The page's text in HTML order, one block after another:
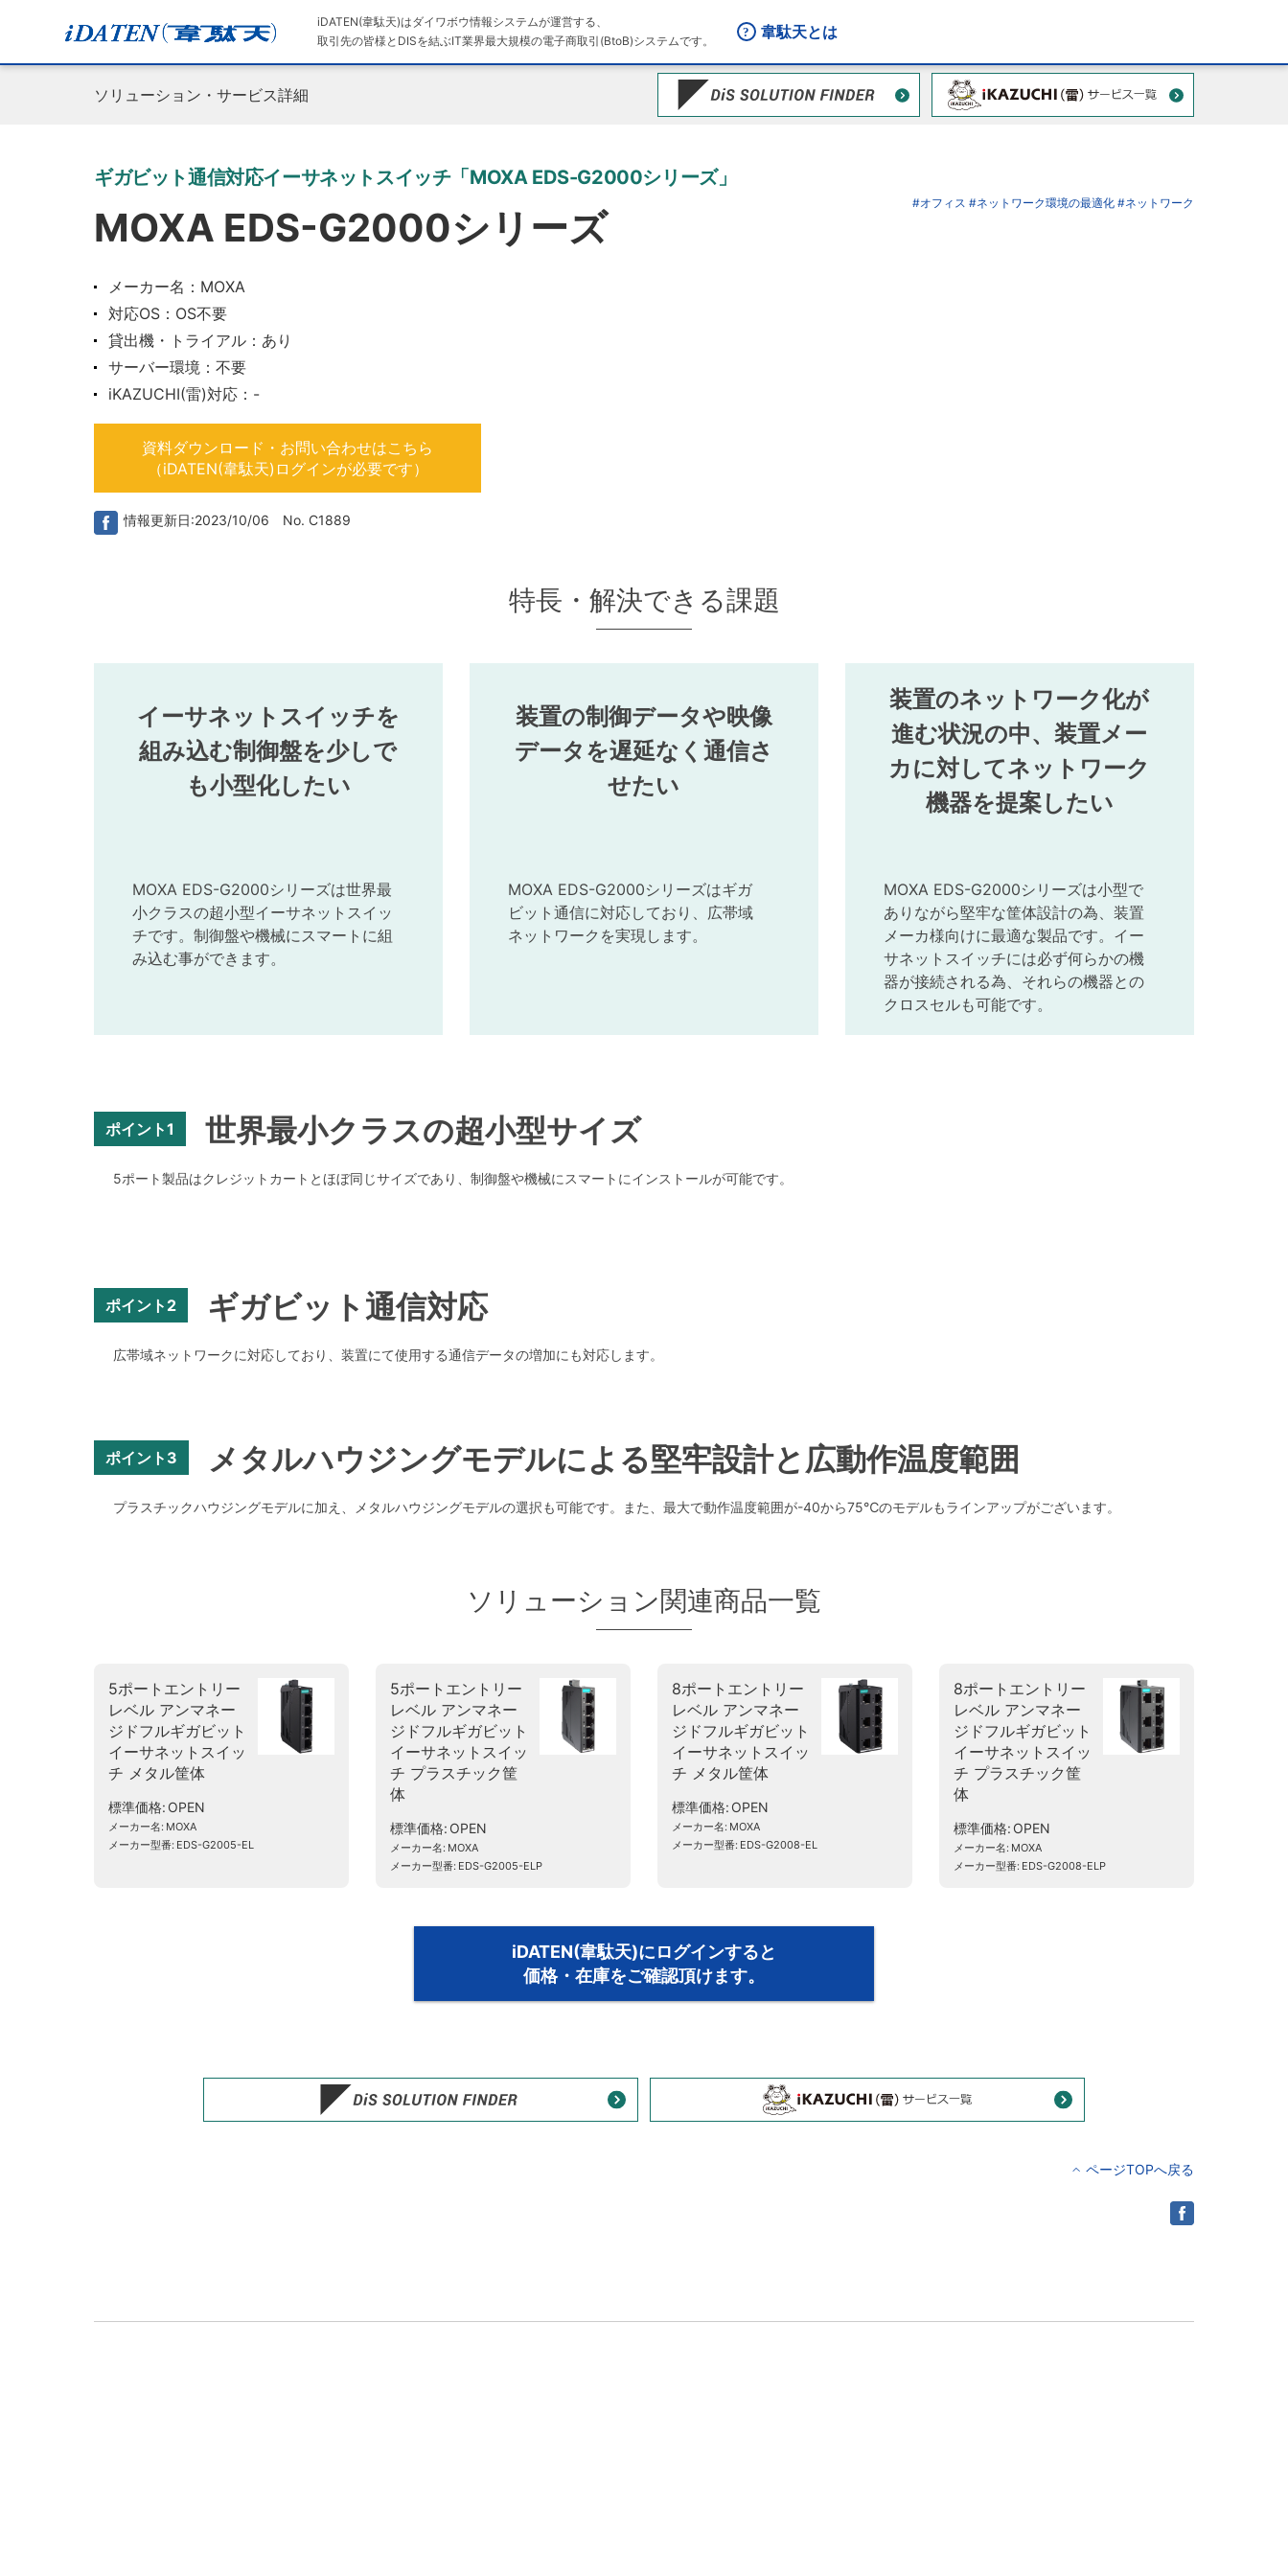
iDATEN(韋駄天)はダイワボウ情報システムが運営する、
取引先の皆様とDISを結ぶIT業界最大規模の電子商取引(BtoB)システムです。
韋駄天とは
ソリューション・サービス詳細
ギガビット通信対応イーサネットスイッチ「MOXA EDS-G2000シリーズ」
MOXA EDS-G2000シリーズ
メーカー名：MOXA
対応OS：OS不要
貸出機・トライアル：あり
サーバー環境：不要
iKAZUCHI(雷)対応：-
資料ダウンロード・お問い合わせはこちら
（iDATEN(韋駄天)ログインが必要です）
情報更新日:2023/10/06 No. C1889
#オフィス #ネットワーク環境の最適化 #ネットワーク
特長・解決できる課題
イーサネットスイッチを
組み込む制御盤を少しで
も小型化したい
MOXA EDS-G2000シリーズは世界最
小クラスの超小型イーサネットスイッ
チです。制御盤や機械にスマートに組
み込む事ができます。
装置の制御データや映像
データを遅延なく通信さ
せたい
MOXA EDS-G2000シリーズはギガ
ビット通信に対応しており、広帯域
ネットワークを実現します。
装置のネットワーク化が
進む状況の中、装置メー
カに対してネットワーク
機器を提案したい
MOXA EDS-G2000シリーズは小型で
ありながら堅牢な筐体設計の為、装置
メーカ様向けに最適な製品です。イー
サネットスイッチには必ず何らかの機
器が接続される為、それらの機器との
クロスセルも可能です。
ポイント1 世界最小クラスの超小型サイズ
5ポート製品はクレジットカートとほぼ同じサイズであり、制御盤や機械にスマートにインストールが可能です。
ポイント2 ギガビット通信対応
広帯域ネットワークに対応しており、装置にて使用する通信データの増加にも対応します。
ポイント3 メタルハウジングモデルによる堅牢設計と広動作温度範囲
プラスチックハウジングモデルに加え、メタルハウジングモデルの選択も可能です。また、最大で動作温度範囲が-40から75℃のモデルもラインアップがございます。
ソリューション関連商品一覧
5ポートエントリー
レベル アンマネー
ジドフルギガビット
イーサネットスイッ
チ メタル筐体
標準価格 OPEN
メーカー名 MOXA
メーカー型番 EDS-G2005-EL
5ポートエントリー
レベル アンマネー
ジドフルギガビット
イーサネットスイッ
チ プラスチック筐
体
標準価格 OPEN
メーカー名 MOXA
メーカー型番 EDS-G2005-ELP
8ポートエントリー
レベル アンマネー
ジドフルギガビット
イーサネットスイッ
チ メタル筐体
標準価格 OPEN
メーカー名 MOXA
メーカー型番 EDS-G2008-EL
8ポートエントリー
レベル アンマネー
ジドフルギガビット
イーサネットスイッ
チ プラスチック筐
体
標準価格 OPEN
メーカー名 MOXA
メーカー型番 EDS-G2008-ELP
iDATEN(韋駄天)にログインすると
価格・在庫をご確認頂けます。
ページTOPへ戻る